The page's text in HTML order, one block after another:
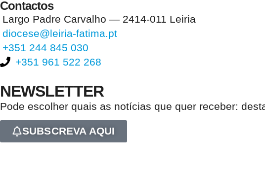
Contactos
Largo Padre Carvalho — 2414-011 Leiria
diocese@leiria-fatima.pt
+351 244 845 030
+351 961 522 268
NEWSLETTER
Pode escolher quais as notícias que quer receber:
SUBSCREVA AQUI